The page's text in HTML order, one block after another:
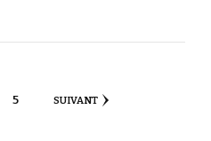
PAGE
5 SUIVANT